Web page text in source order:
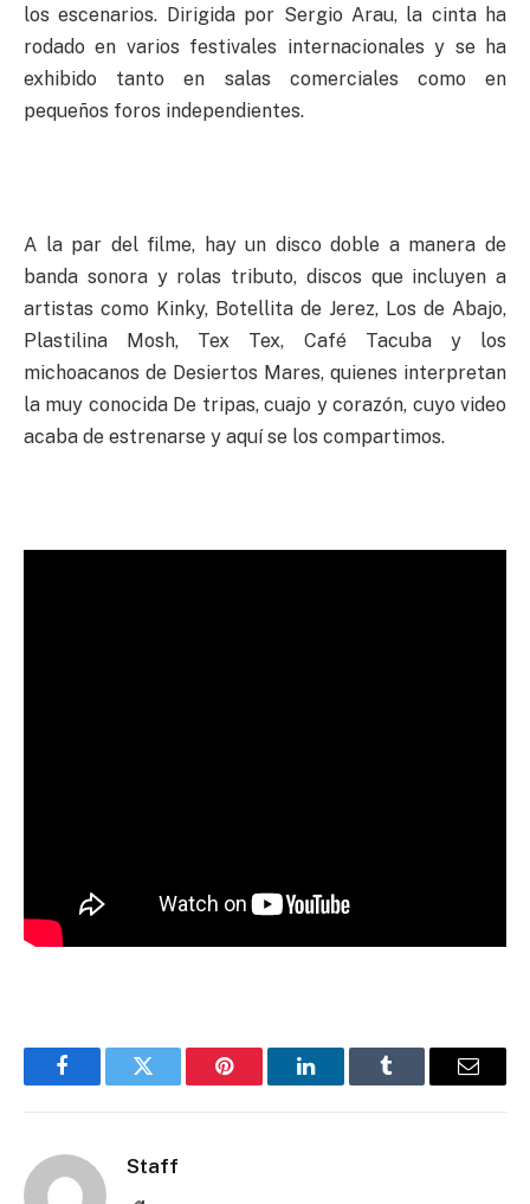
los escenarios. Dirigida por Sergio Arau, la cinta ha
rodado en varios festivales internacionales y se ha
exhibido tanto en salas comerciales como en
pequeños foros independientes.
A la par del filme, hay un disco doble a manera de
banda sonora y rolas tributo, discos que incluyen a
artistas como Kinky, Botellita de Jerez, Los de Abajo,
Plastilina Mosh, Tex Tex, Café Tacuba y los
michoacanos de Desiertos Mares, quienes interpretan
la muy conocida De tripas, cuajo y corazón, cuyo video
acaba de estrenarse y aquí se los compartimos.
FacebookTwitter Pinterest LinkedInTumblr Email
Staff